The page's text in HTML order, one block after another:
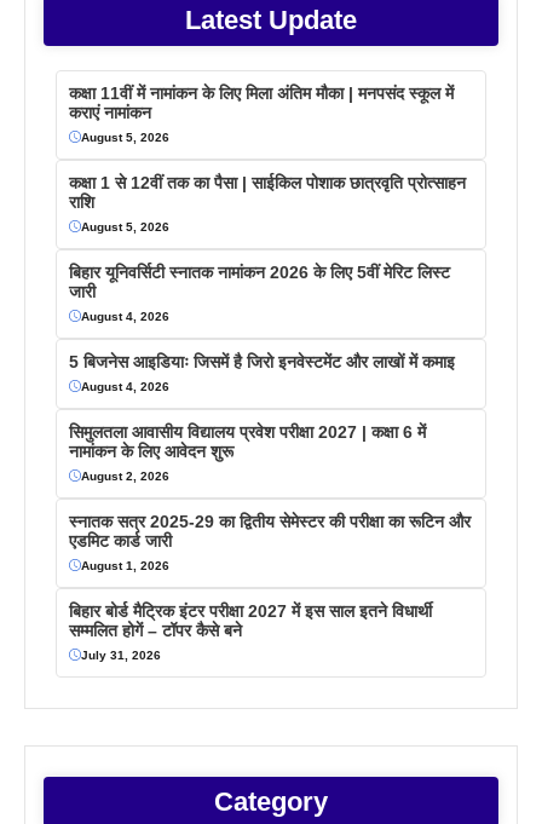
Latest Update
कक्षा 11वीं में नामांकन के लिए मिला अंतिम मौका | मनपसंद स्कूल में
कराएं नामांकन
August 5, 2026
कक्षा 1 से 12वीं तक का पैसा | साईकिल पोशाक छात्रवृति प्रोत्साहन
राशि
August 5, 2026
बिहार यूनिवर्सिटी स्नातक नामांकन 2026 के लिए 5वीं मेरिट लिस्ट
जारी
August 4, 2026
5 बिजनेस आइडियाः जिसमें है जिरो इनवेस्टमेंट और लाखों में कमाइ
August 4, 2026
सिमुलतला आवासीय विद्यालय प्रवेश परीक्षा 2027 | कक्षा 6 में
नामांकन के लिए आवेदन शुरू
August 2, 2026
स्नातक सत्र 2025-29 का द्वितीय सेमेस्टर की परीक्षा का रूटिन और
एडमिट कार्ड जारी
August 1, 2026
बिहार बोर्ड मैट्रिक इंटर परीक्षा 2027 में इस साल इतने विधार्थी
सम्मलित होगें – टॉपर कैसे बने
July 31, 2026
Category